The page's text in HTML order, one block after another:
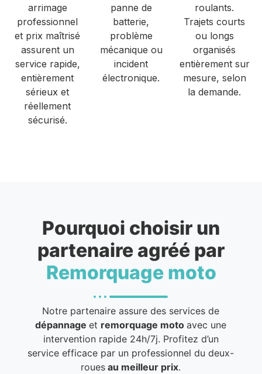
arrimage
professionnel
et prix maîtrisé
assurent un
service rapide,
entièrement
sérieux et
réellement
sécurisé.
panne de
batterie,
problème
mécanique ou
incident
électronique.
roulants.
Trajets courts
ou longs
organisés
entièrement sur
mesure, selon
la demande.
Pourquoi choisir un
partenaire agréé par
Remorquage moto
Notre partenaire assure des services de
dépannageet remorquage motoavec une
intervention rapide 24h/7j. Profitez d’un
service efficace par un professionnel du deux-
roues au meilleur prix.